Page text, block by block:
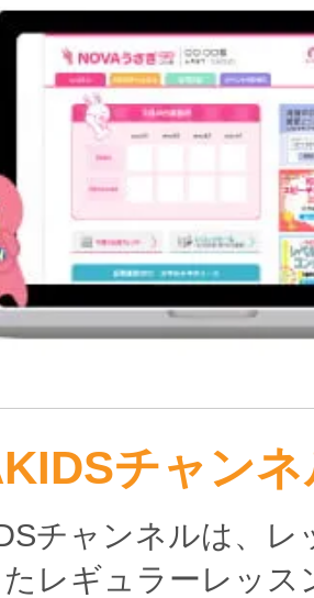
チャン
チャンネルは、
レギュラーレッス